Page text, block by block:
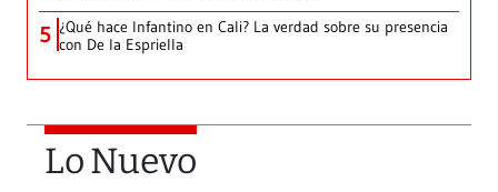
5 ¿Qué hace Infantino en Cali? La verdad sobre su presencia
con De la Espriella
Lo Nuevo